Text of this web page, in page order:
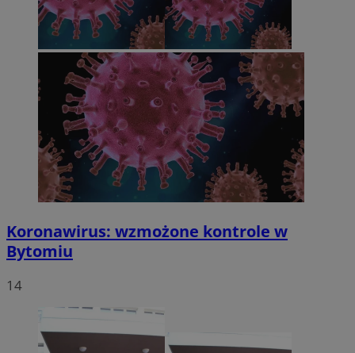
Koronawirus: wzmożone kontrole w
Bytomiu
14